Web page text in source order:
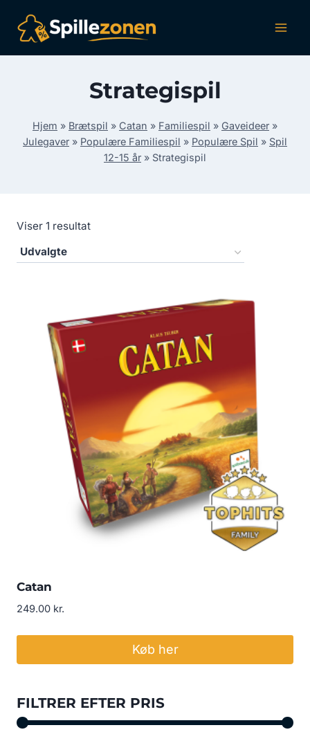
indhold
Strategispil
Hjem » Brætspil » Catan » Familiespil » Gaveideer »
Julegaver » Populære Familiespil » Populære Spil » Spil
12-15 år » Strategispil
Viser 1 resultat
Catan
249.00 kr.
Køb her
FILTRER EFTER PRIS